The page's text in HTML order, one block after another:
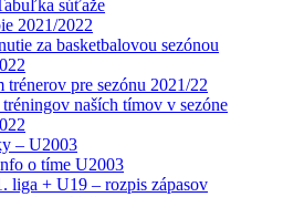
súťaže
2021/2022
za basketbalovou sezónou
trénerov pre sezónu 2021/22
naších tímov v sezóne
– U2003
o tíme U2003
liga + U19 – rozpis zápasov